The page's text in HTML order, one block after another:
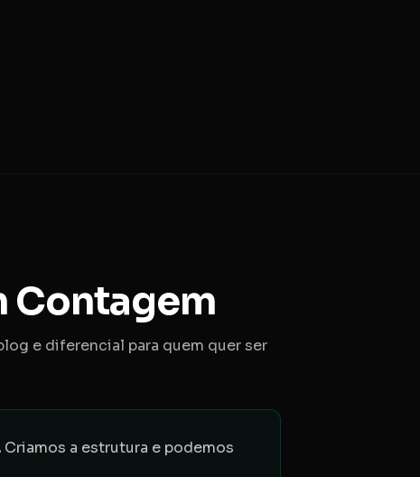
Contagem
e diferencial para quem quer ser
Criamos a estrutura e podemos